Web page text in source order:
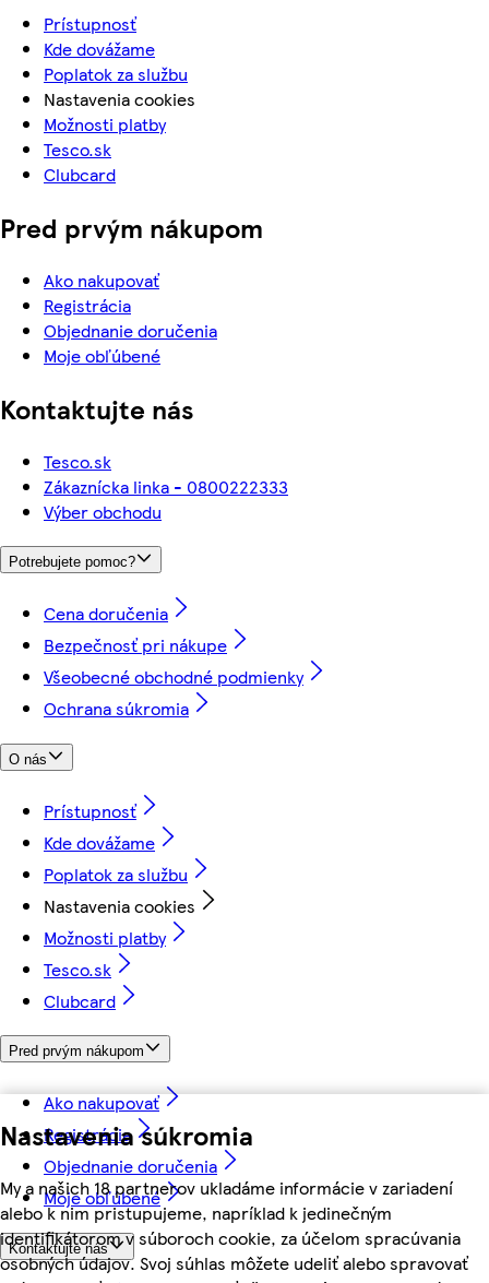
Nastavenia súkromia
My a našich 18 partnerov ukladáme informácie v zariadení
alebo k nim pristupujeme, napríklad k jedinečným
identifikátorom v súboroch cookie, za účelom spracúvania
osobných údajov. Svoj súhlas môžete udeliť alebo spravovať
Prístupnosť
Kde dovážame
Poplatok za službu
Nastavenia cookies
Možnosti platby
Tesco.sk
Clubcard
Pred prvým nákupom
Ako nakupovať
Registrácia
Objednanie doručenia
Moje obľúbené
Kontaktujte nás
Tesco.sk
Zákaznícka linka - 0800222333
Výber obchodu
Potrebujete pomoc?
Cena doručenia
Bezpečnosť pri nákupe
Všeobecné obchodné podmienky
Ochrana súkromia
O nás
Prístupnosť
Kde dovážame
Poplatok za službu
Nastavenia cookies
Možnosti platby
Tesco.sk
Clubcard
Pred prvým nákupom
Ako nakupovať
Registrácia
Objednanie doručenia
Moje obľúbené
Kontaktujte nás